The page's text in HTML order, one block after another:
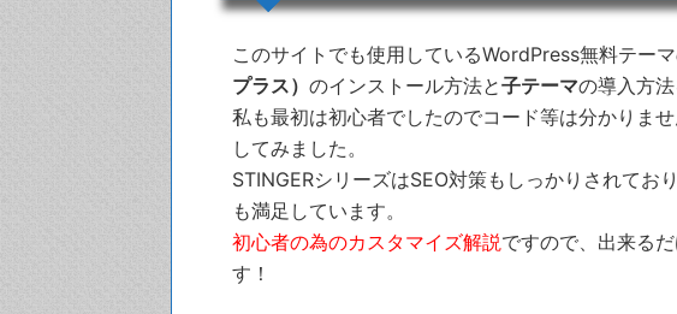
このサイトでも使用しているWordPress無料テー
プラス） のインストール方法と子テーマの導入方法
私も最初は初心者でしたのでコード等は分かりま
してみました。
STINGERシリーズはSEO対策もしっかりされてお
も満足しています。
初心者の為のカスタマイズ解説ですので、出来る
す！